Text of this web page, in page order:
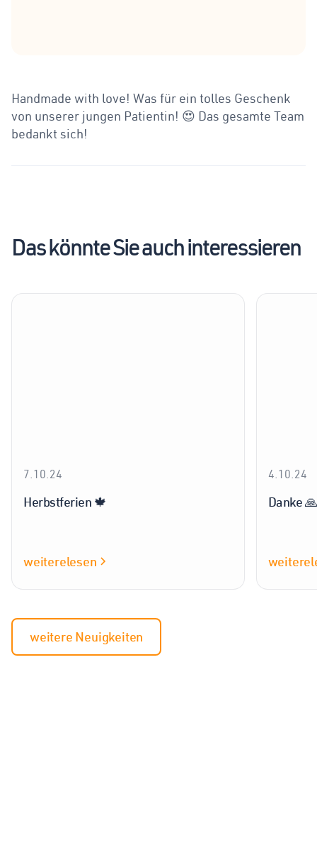
Handmade with love! Was für ein tolles Geschenk
von unserer jungen Patientin! 😍 Das gesamte Team
bedankt sich!
Das könnte Sie auch interessieren
7.10.24
Herbstferien 🍁
weiterelesen
4.10.24
Danke 🙏
weitere Neuigkeiten